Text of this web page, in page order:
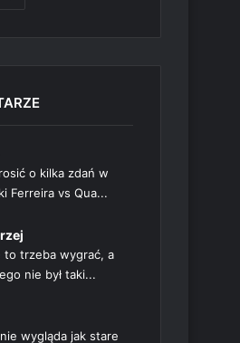
o kilka zdań w
Ferreira vs Qua...
to trzeba wygrać, a
nie był taki...
wygląda jak stare